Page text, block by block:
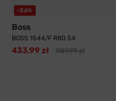
-56%
Boss
BOSS 1544/F R80 54
433,99 zł 989,99 zł